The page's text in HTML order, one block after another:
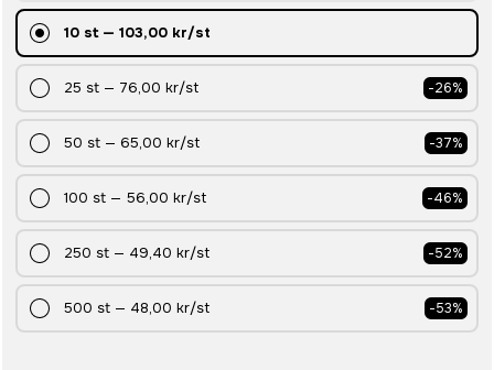
10 st— 103,00 kr/st
25 st — 76,00 kr/st -26%
50 st — 65,00 kr/st -37%
100 st — 56,00 kr/st -46%
250 st — 49,40 kr/st -52%
500 st — 48,00 kr/st -53%